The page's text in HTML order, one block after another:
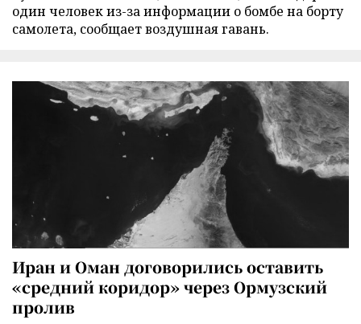
один человек из-за информации о бомбе на борту
самолета, сообщает воздушная гавань.
Иран и Оман договорились оставить
«средний коридор» через Ормузский
пролив